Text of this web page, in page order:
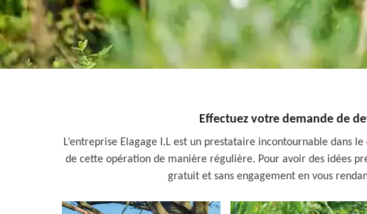
Effectuez votre demande de
L’entreprise Elagage I.L est un prestataire incontournable dans
de cette opération de manière régulière. Pour avoir des idées
gratuit et sans engagement en vous